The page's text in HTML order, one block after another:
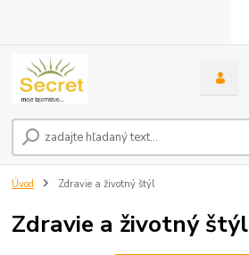
Úvod Zdravie a životný štýl
Zdravie a životný štýl